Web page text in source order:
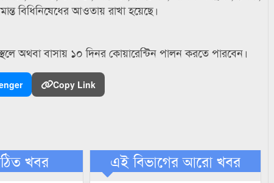
বিধিনিষেধের আওতায় রাখা হয়েছে।
অথবা বাসায় ১০ দিনর কোয়ারেন্টিন পালন করতে পারবেন।
Copy Link
খবর এই বিভাগের আরো খবর